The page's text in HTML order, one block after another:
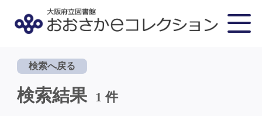
検索へ戻る
検索結果 1 件